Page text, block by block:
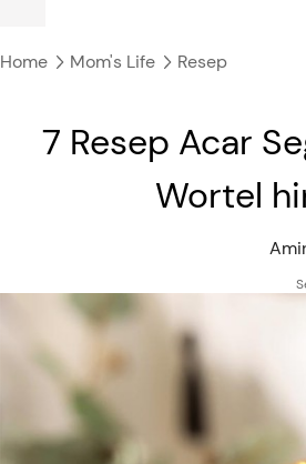
Home Mom's Life
Resep
7 Resep Acar
Wortel